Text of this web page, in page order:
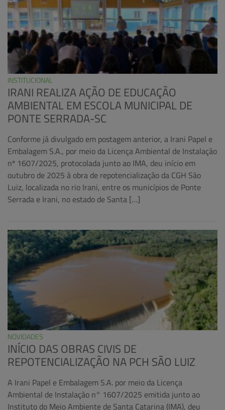
INSTITUCIONAL
IRANI REALIZA AÇÃO DE EDUCAÇÃO
AMBIENTAL EM ESCOLA MUNICIPAL DE
PONTE SERRADA-SC
Conforme já divulgado em postagem anterior, a Irani Papel e
Embalagem S.A., por meio da Licença Ambiental de Instalação
nº 1607/2025, protocolada junto ao IMA, deu início em
outubro de 2025 à obra de repotencialização da CGH São
Luiz, localizada no rio Irani, entre os municípios de Ponte
Serrada e Irani, no estado de Santa […]
NOVIDADES
INÍCIO DAS OBRAS CIVIS DE
REPOTENCIALIZAÇÃO NA PCH SÃO LUIZ
A Irani Papel e Embalagem S.A. por meio da Licença
Ambiental de Instalação n° 1607/2025 emitida junto ao
Instituto do Meio Ambiente de Santa Catarina (IMA), deu